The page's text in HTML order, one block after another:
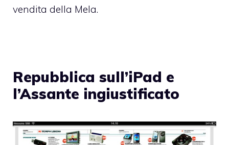
vendita della Mela.
Repubblica sull’iPad e
l’Assante ingiustificato